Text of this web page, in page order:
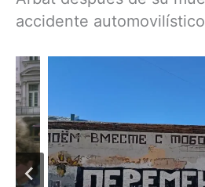
accidente